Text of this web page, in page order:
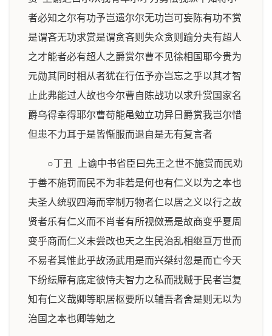
者必知之尔有功予岂遗尔尔无功岂可妄陈有功不赏
是谓吝无功求赏是谓贪吝则失众贪则踰分夫有超人
之才能者必有超人之爵赏尔曹不见徐相国耶今贵为
元勋其同时相从者犹在行伍予亦岂忘之乎以其才智
止此弗能过人故也今尔曹自陈战功以求升赏国家名
爵乌得幸得耶尔曹苟能黾勉立功异日爵赏我岂尔惜
但患不力耳于是皆惭服而退自是无有复言者
○丁丑 上谕中书省臣曰先王之世不施赏而民劝
于善不施罚而民不为非若是何也有仁义以为之本也
夫圣人统驭四海而宰制万物者仁以居之义以行之故
贤者乐有仁义而不肖者有所视傚焉是故商变乎夏周
变乎商而仁义未尝改也天之生民治乱相继亘万世而
不易者其惟此乎故汤武用是而兴桀纣忽是而亡今天
下纷纭靡有底定彼恃夫智力之私而戕贼于民者岂复
知有仁义哉卿等职居枢要所以辅吾者舍是则无以为
治国之本也卿等勉之